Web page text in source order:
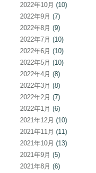
2022年10月 (10)
2022年9月 (7)
2022年8月 (9)
2022年7月 (10)
2022年6月 (10)
2022年5月 (10)
2022年4月 (8)
2022年3月 (8)
2022年2月 (7)
2022年1月 (6)
2021年12月 (10)
2021年11月 (11)
2021年10月 (13)
2021年9月 (5)
2021年8月 (6)